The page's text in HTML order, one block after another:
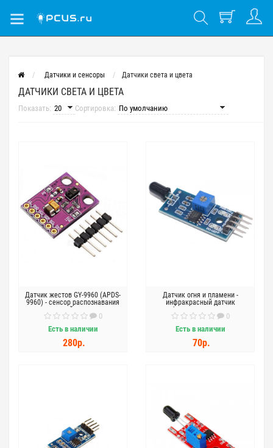
Датчики и сенсоры Датчики света и цвета
ДАТЧИКИ СВЕТА И ЦВЕТА
Показать: Сортировка:
Датчик жестов GY-9960 (APDS-
9960) - сенсор распознавания
движений и жестов
0
Есть в наличии
280р.
Датчик огня и пламени -
инфракрасный датчик
обнаружения пожара
0
Есть в наличии
70р.